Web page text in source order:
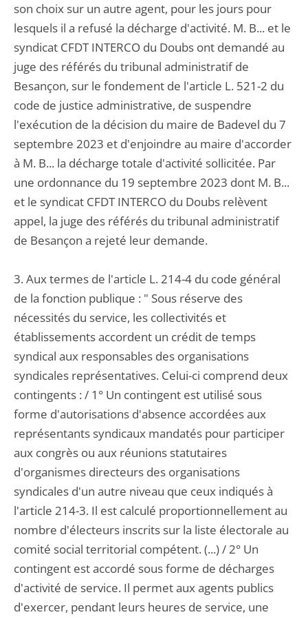
son choix sur un autre agent, pour les jours pour
lesquels il a refusé la décharge d'activité. M. B... et le
syndicat CFDT INTERCO du Doubs ont demandé au
juge des référés du tribunal administratif de
Besançon, sur le fondement de l'article L. 521-2 du
code de justice administrative, de suspendre
l'exécution de la décision du maire de Badevel du 7
septembre 2023 et d'enjoindre au maire d'accorder
à M. B... la décharge totale d'activité sollicitée. Par
une ordonnance du 19 septembre 2023 dont M. B...
et le syndicat CFDT INTERCO du Doubs relèvent
appel, la juge des référés du tribunal administratif
de Besançon a rejeté leur demande.
3. Aux termes de l'article L. 214-4 du code général
de la fonction publique : " Sous réserve des
nécessités du service, les collectivités et
établissements accordent un crédit de temps
syndical aux responsables des organisations
syndicales représentatives. Celui-ci comprend deux
contingents : / 1° Un contingent est utilisé sous
forme d'autorisations d'absence accordées aux
représentants syndicaux mandatés pour participer
aux congrès ou aux réunions statutaires
d'organismes directeurs des organisations
syndicales d'un autre niveau que ceux indiqués à
l'article 214-3. Il est calculé proportionnellement au
nombre d'électeurs inscrits sur la liste électorale au
comité social territorial compétent. (...) / 2° Un
contingent est accordé sous forme de décharges
d'activité de service. Il permet aux agents publics
d'exercer, pendant leurs heures de service, une